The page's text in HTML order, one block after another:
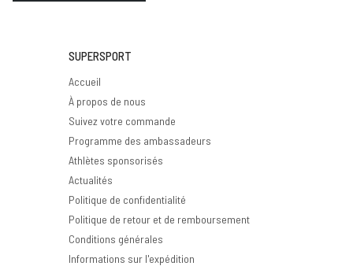
SUPERSPORT
Accueil
À propos de nous
Suivez votre commande
Programme des ambassadeurs
Athlètes sponsorisés
Actualités
Politique de confidentialité
Politique de retour et de remboursement
Conditions générales
Informations sur l'expédition